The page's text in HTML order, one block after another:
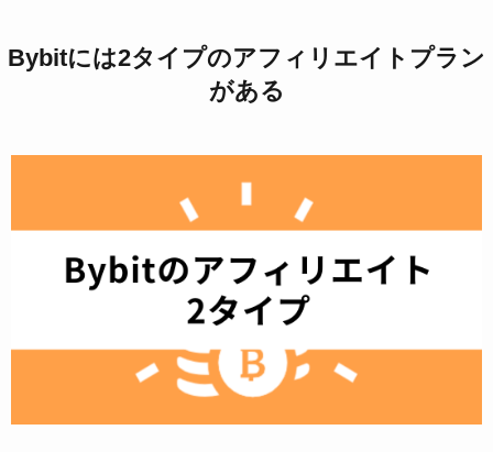
Bybitには2タイプのアフィリエイトプラン
がある